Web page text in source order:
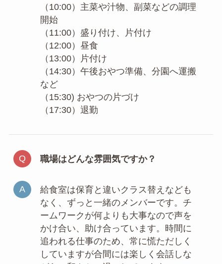
（10:00）主菜や汁物、副菜などの調理
開始
（11:00）盛り付け、片付け
（12:00）昼食
（13:00）片付け
（14:30）午後おやつ準備、分園へ運搬
など
（15:30) おやつの片づけ
（17:30）退勤
職場はどんな雰囲気ですか？
給食室は保育と違いクラス替えなども
なく、ずっと一緒のメンバーです。チ
ームワークが何よりも大事なので声を
かけ合い、助け合っています。時間に
追われる仕事のため、常に慌ただしく
していますが合間には楽しく会話しな